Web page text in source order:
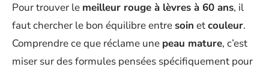
Pour trouver le meilleur rouge à lèvres à 60 ans, il
faut chercher le bon équilibre entre soin etcouleur.
Comprendre ce que réclame une peau mature, c’est
miser sur des formules pensées spécifiquement pour